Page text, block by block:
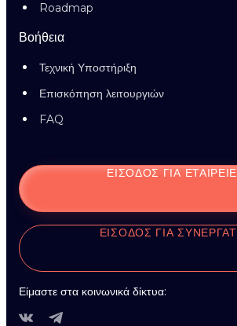
Roadmap
Βοήθεια
Τεχνική Υποστήριξη
Επισκόπηση λειτουργιών
FAQ
ΕΊΣΟΔΟΣ ΓΙΑ
ΕΊΣΟΔΟΣ ΓΙΑ
Είμαστε στα κοινωνικά δίκτυα: